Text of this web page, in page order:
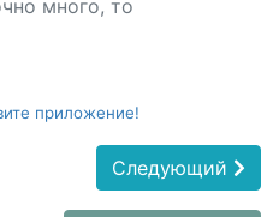
много, то
приложение!
Следующий